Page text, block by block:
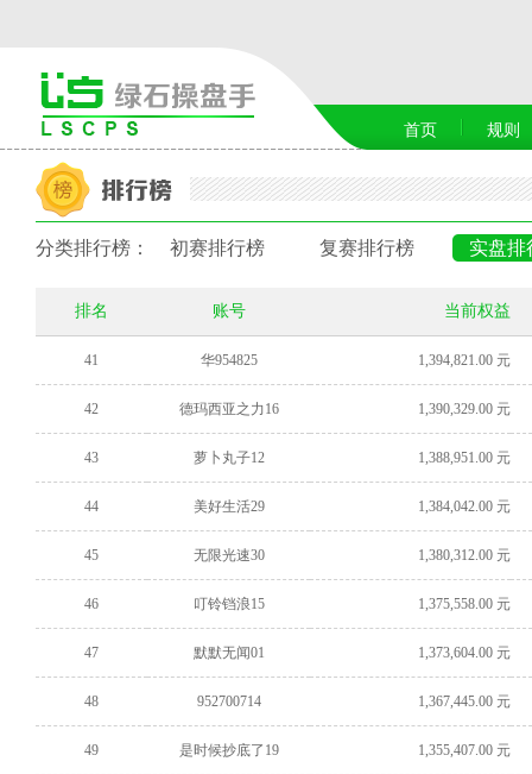
首页 规则
分类排行榜： 初赛排行榜 复赛排行榜 实盘排
排名 账号 当前权益
41 华954825 1,394,821.00 元
42 德玛西亚之力16 1,390,329.00 元
43 萝卜丸子12 1,388,951.00 元
44 美好生活29 1,384,042.00 元
45 无限光速30 1,380,312.00 元
46 叮铃铛浪15 1,375,558.00 元
47 默默无闻01 1,373,604.00 元
48 952700714 1,367,445.00 元
49 是时候抄底了19 1,355,407.00 元